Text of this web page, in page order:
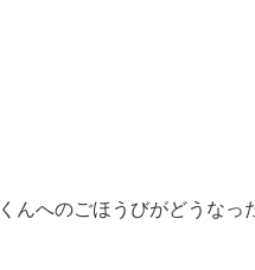
んへのごほうびがどうなっ